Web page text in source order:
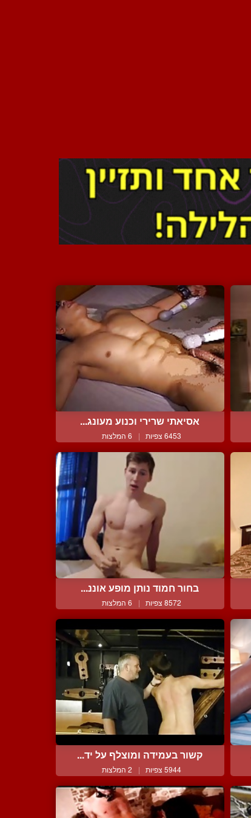
אסיאתי שרירי וכנוע מעונג...
6453 צפיות | 6 המלצות
בחור חמוד נותן מופע אוננ...
8572 צפיות | 6 המלצות
קשור בעמידה ומוצלף על יד...
5944 צפיות | 2 המלצות